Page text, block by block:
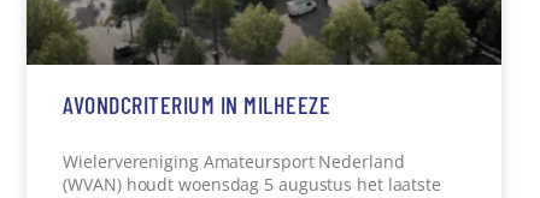
AVONDCRITERIUM IN MILHEEZE
Wielervereniging Amateursport Nederland
(WVAN) houdt woensdag 5 augustus het laatste